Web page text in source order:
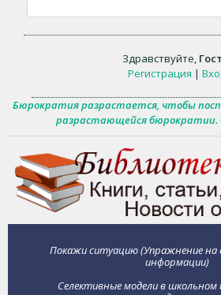
Здравствуйте,
Регистрация |
Бюрократия разрастается, чтобы
разрастающейся бюрократии.
Покажи ситуацию (Упражнение на
информации)
Селективные модели в